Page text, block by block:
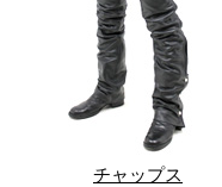
チャップス